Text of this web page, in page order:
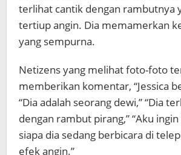
terlihat cantik dengan rambutnya
tertiup angin. Dia memamerkan
yang sempurna.
Netizens yang melihat foto-foto
memberikan komentar, “Jessica
“Dia adalah seorang dewi,” “Dia
dengan rambut pirang,” “Aku
siapa dia sedang berbicara di
efek angin.”